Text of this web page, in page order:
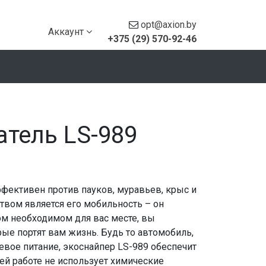
Аккаунт
opt@axion.by
+375 (29) 570-92-46
LS-989
против пауков, муравьев, крыс и
является его мобильность – он
необходимом для вас месте, вы
портят вам жизнь. Будь то автомобиль,
питание, экоснайпер LS-989 обеспечит
работе не использует химические